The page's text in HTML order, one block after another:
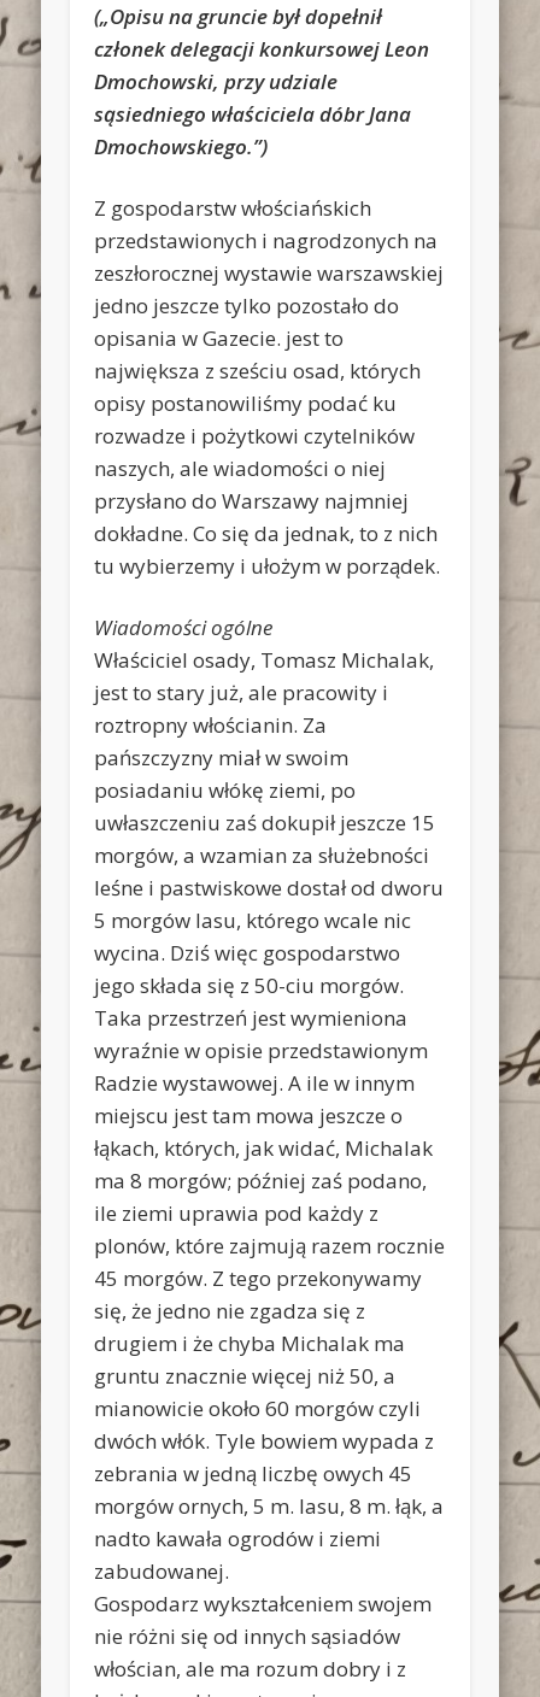
(„Opisu na gruncie był dopełnił
członek delegacji konkursowej Leon
Dmochowski, przy udziale
sąsiedniego właściciela dóbr Jana
Dmochowskiego.”)
Z gospodarstw włościańskich
przedstawionych i nagrodzonych na
zeszłorocznej wystawie warszawskiej
jedno jeszcze tylko pozostało do
opisania w Gazecie. jest to
największa z sześciu osad, których
opisy postanowiliśmy podać ku
rozwadze i pożytkowi czytelników
naszych, ale wiadomości o niej
przysłano do Warszawy najmniej
dokładne. Co się da jednak, to z nich
tu wybierzemy i ułożym w porządek.
Wiadomości ogólne
Właściciel osady, Tomasz Michalak,
jest to stary już, ale pracowity i
roztropny włościanin. Za
pańszczyzny miał w swoim
posiadaniu włókę ziemi, po
uwłaszczeniu zaś dokupił jeszcze 15
morgów, a wzamian za służebności
leśne i pastwiskowe dostał od dworu
5 morgów lasu, którego wcale nic
wycina. Dziś więc gospodarstwo
jego składa się z 50-ciu morgów.
Taka przestrzeń jest wymieniona
wyraźnie w opisie przedstawionym
Radzie wystawowej. A ile w innym
miejscu jest tam mowa jeszcze o
łąkach, których, jak widać, Michalak
ma 8 morgów; później zaś podano,
ile ziemi uprawia pod każdy z
plonów, które zajmują razem rocznie
45 morgów. Z tego przekonywamy
się, że jedno nie zgadza się z
drugiem i że chyba Michalak ma
gruntu znacznie więcej niż 50, a
mianowicie około 60 morgów czyli
dwóch włók. Tyle bowiem wypada z
zebrania w jedną liczbę owych 45
morgów ornych, 5 m. lasu, 8 m. łąk, a
nadto kawała ogrodów i ziemi
zabudowanej.
Gospodarz wykształceniem swojem
nie różni się od innych sąsiadów
włościan, ale ma rozum dobry i z